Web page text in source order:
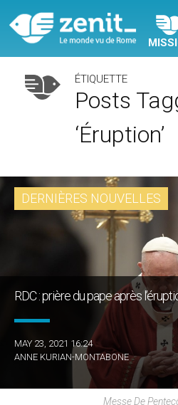
ÉTIQUETTE
Posts
‘éruption’
DERNIÈRES NOUVELLES
RDC : prière du pape après
MAY 23, 2021 16:24
ANNE KURIAN-MONTABONE
Messe De